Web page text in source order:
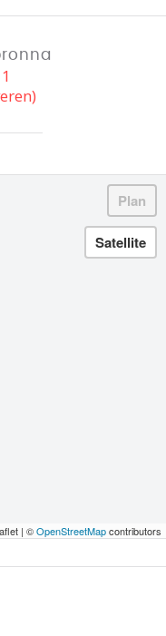
| ©OpenStreetMapcontributors